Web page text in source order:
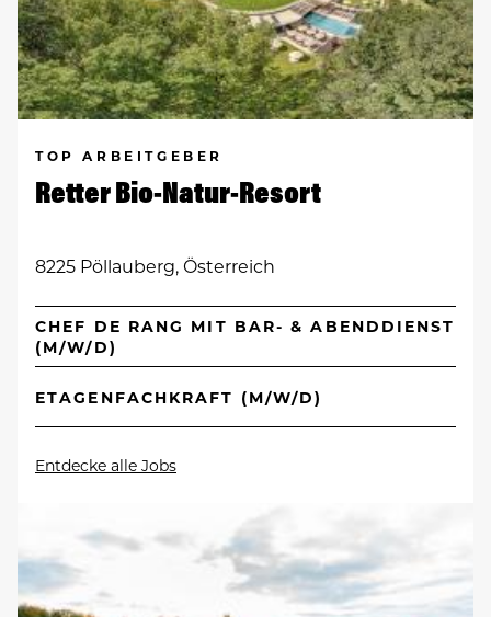
TOP ARBEITGEBER
Retter Bio-Natur-Resort
8225 Pöllauberg, Österreich
CHEF DE RANG MIT BAR- & ABENDDIENST
(M/W/D)
ETAGENFACHKRAFT (M/W/D)
Entdecke alle Jobs